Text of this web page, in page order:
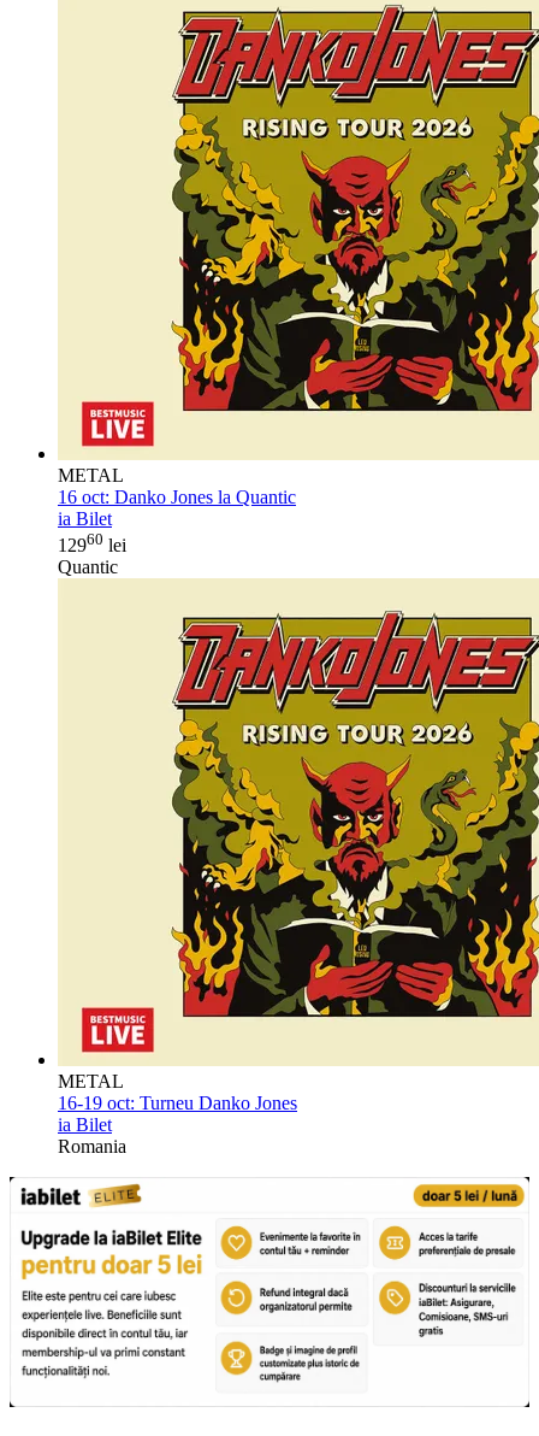
METAL
16 oct: Danko Jones la Quantic
ia Bilet
12960 lei
Quantic
METAL
16-19 oct: Turneu Danko Jones
ia Bilet
Romania